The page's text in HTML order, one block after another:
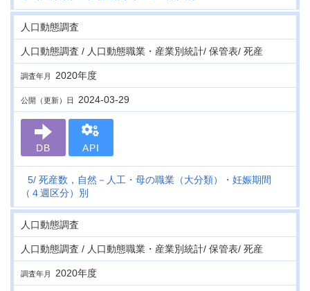
人口動態調査
人口動態調査 / 人口動態職業・産業別統計/ 保管表/ 死産
調査年月 2020年度
公開（更新）日 2024-03-29
DB API
5 死産数，自然－人工・母の職業（大分類）・妊娠期間
（４週区分）別
人口動態調査
人口動態調査 / 人口動態職業・産業別統計/ 保管表/ 死産
調査年月 2020年度